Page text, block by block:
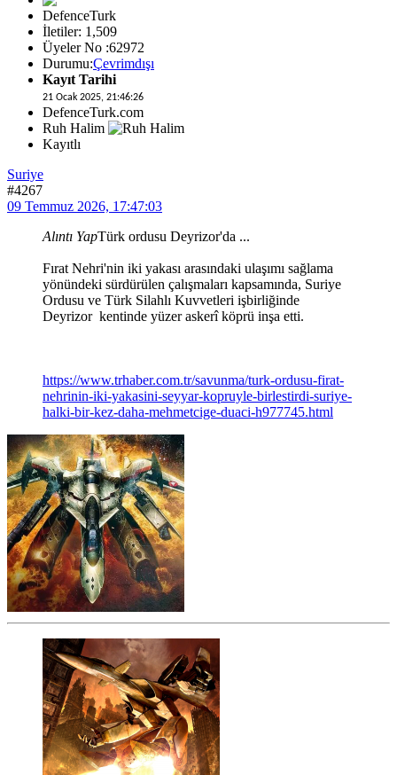
DefenceTurk
İletiler: 1,509
Üyeler No :62972
Durumu:Çevrimdışı
Kayıt Tarihi
21 Ocak 2025, 21:46:26
DefenceTurk.com
Ruh Halim
Kayıtlı
Suriye
#4267
09 Temmuz 2026, 17:47:03
Alıntı YapTürk ordusu Deyrizor'da ...
Fırat Nehri'nin iki yakası arasındaki ulaşımı sağlama
yönündeki sürdürülen çalışmaları kapsamında, Suriye
Ordusu ve Türk Silahlı Kuvvetleri işbirliğinde
Deyrizor kentinde yüzer askerî köprü inşa etti.
https://www.trhaber.com.tr/savunma/turk-ordusu-firat-
nehrinin-iki-yakasini-seyyar-kopruyle-birlestirdi-suriye-
halki-bir-kez-daha-mehmetcige-duaci-h977745.html